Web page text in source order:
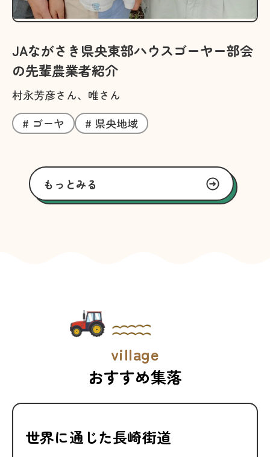
JAながさき県央東部ハウスゴーヤー部会
の先輩農業者紹介
村永芳彦さん、唯さん
# ゴーヤ
# 県央地域
もっとみる
village
おすすめ集落
世界に通じた長崎街道